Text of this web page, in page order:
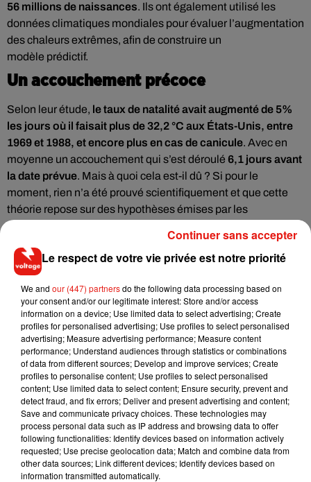
56 millions de naissances. Ils ont également utilisé les
données climatiques mondiales pour évaluer l’augmentation
des chaleurs extrêmes, afin de construire un
modèle prédictif.
Un accouchement précoce
Selon leur étude, le taux de natalité avait augmenté de 5%
les jours où il faisait plus de 32,2 °C aux États-Unis, entre
1969 et 1988, et encore plus en cas de canicule. Avec en
moyenne un accouchement qui s’est déroulé 6,1 jours avant
la date prévue. Mais à quoi cela est-il dû ? Si pour le
moment, rien n’a été prouvé scientifiquement et que cette
théorie repose surdes hypothèses émises par les
spécialistes, ces derniers pensent néanmoins que
chaleurs pourraient générer un stress chez la femme
enceinte ou bien une augmentation de l’ocytocine
l’hormone du début du travail, nldr)
contractions. "À en croire les résultats de l'étude, la chaleur
provoque des naissances avant terme, souvent de quelques
jours seulement, mais parfois jusqu’à près de
deux semaines",expliqueAnthropocene Magazine.
alerter la population sur l'importance de chouchouter la
planète.
Musique
Le respect de votre vie privée est notre priorité
We and our (447) partnersdo the following data processing based on
your consent and/or our legitimate interest: Store and/or access
information on a device; Use limited data to select advertising; Create
profiles for personalised advertising; Use profiles to select personalised
advertising; Measure advertising performance; Measure content
performance; Understand audiences through statistics or combinations
of data from different sources; Develop and improve services; Create
profiles to personalise content; Use profiles to select personalised
content; Use limited data to select content; Ensure security, prevent and
detect fraud, and fix errors; Deliver and present advertising and content;
Save and communicate privacy choices. These technologies may
process personal data such as IP address and browsing data to offer
following functionalities: Identify devices based on information actively
requested; Use precise geolocation data; Match and combine data from
other data sources; Link different devices; Identify devices based on
information transmitted automatically.
Continuer sans accepter